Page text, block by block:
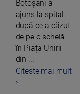
Botoșani a
ajuns la spital
după ce a căzut
de pe o schelă
în Piața Unirii
din ...
Citeste mai mult
›